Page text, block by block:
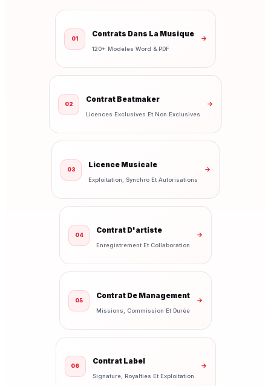
01
Contrats Dans La Musique
120+ Modèles Word & PDF
→
02
Contrat Beatmaker
Licences Exclusives Et Non Exclusives
→
03
Licence Musicale
Exploitation, Synchro Et Autorisations
→
04
Contrat D'artiste
Enregistrement Et Collaboration
→
05
Contrat De Management
Missions, Commission Et Durée
→
06
Contrat Label
Signature, Royalties Et Exploitation
→